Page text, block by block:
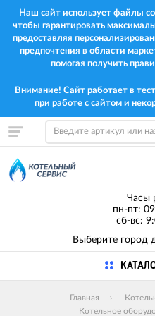
Наш сайт использует файлы
чтобы гарантировать
предоставляя
предпочтения в области
помогая получить
Внимание! Сайт работает в
при работе с сайтом и
Часы
пн-пт:
сб-вс:
Выберите город
Главная
Котельное